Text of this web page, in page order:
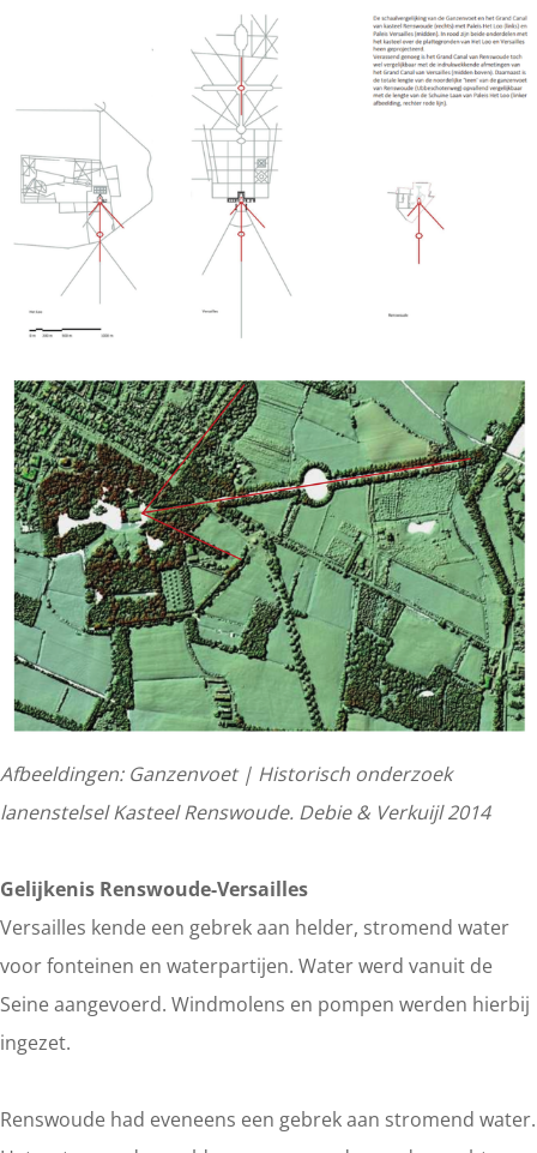
Afbeeldingen: Ganzenvoet | Historisch onderzoek
lanenstelsel Kasteel Renswoude. Debie & Verkuijl 2014
Gelijkenis Renswoude-Versailles
Versailles kende een gebrek aan helder, stromend water
voor fonteinen en waterpartijen. Water werd vanuit de
Seine aangevoerd. Windmolens en pompen werden hierbij
ingezet.
Renswoude had eveneens een gebrek aan stromend water.